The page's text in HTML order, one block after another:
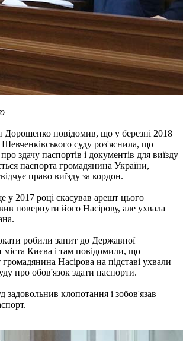
Дорошенко повідомив, що у березні 2018
Шевченківського суду роз'яснила, що
здачу паспортів і документів для виїзду
паспорта громадянина України,
право виїзду за кордон.
у 2017 році скасував арешт цього
повернути його Насірову, але ухвала
робили запит до Державної
міста Києва і там повідомили, що
громадянина Насірова на підставі ухвали
про обов'язок здати паспорти.
задовольнив клопотання і зобов'язав